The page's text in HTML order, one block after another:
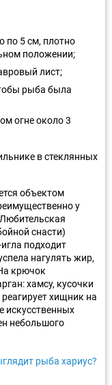
по 5 см, плотно
положении;
лист;
рыба была
огне около 3
в стеклянных
объектом
у
снасти)
подходит
нагулять жир,
крючок
хамсу, кусочки
хищник на
искусственных
небольшого
рыба хариус?